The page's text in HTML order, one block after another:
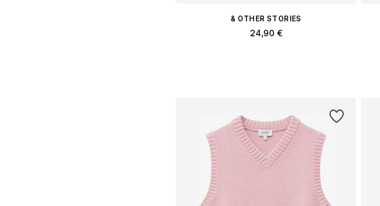
& OTHER STORIES
24,90 €